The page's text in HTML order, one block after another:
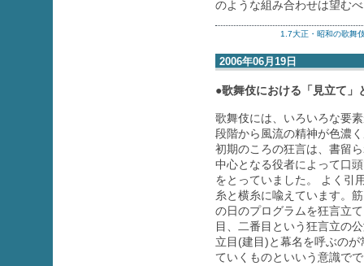
のような組み合わせは望む
1.7大正・昭和の歌舞
2006年06月19日
●歌舞伎における「見立て」
歌舞伎には、いろいろな要
段階から風流の精神が色濃
初期のころの狂言は、書留
中心となる役者によって口
をとっていました。 よく引
糸と横糸に喩えています。
の日のプログラムを狂言立
目、二番目という狂言立の
立目(建目)と幕名を呼ぶの
ていくものといいう意識で